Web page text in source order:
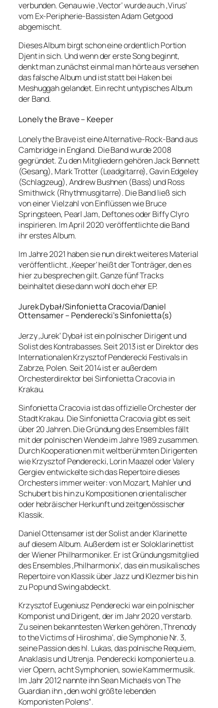
verbunden. Genau wie ‚Vector‘ wurde auch ‚Virus‘
vom Ex-Peripherie-Bassisten Adam Getgood
abgemischt.
Dieses Album birgt schon eine ordentlich Portion
Djent in sich. Und wenn der erste Song beginnt,
denkt man zunächst einmal man hörte aus versehen
das falsche Album und ist statt bei Haken bei
Meshuggah gelandet. Ein recht untypisches Album
der Band.
Lonely the Brave – Keeper
Lonely the Brave ist eine Alternative-Rock-Band aus
Cambridge in England. Die Band wurde 2008
gegründet. Zu den Mitgliedern gehören Jack Bennett
(Gesang), Mark Trotter (Leadgitarre), Gavin Edgeley
(Schlagzeug), Andrew Bushnen (Bass) und Ross
Smithwick (Rhythmusgitarre). Die Band ließ sich
von einer Vielzahl von Einflüssen wie Bruce
Springsteen, Pearl Jam, Deftones oder Biffy Clyro
inspirieren. Im April 2020 veröffentlichte die Band
ihr erstes Album.
Im Jahre 2021 haben sie nun direkt weiteres Material
veröffentlicht. ‚Keeper‘ heißt der Tonträger, den es
hier zu besprechen gilt. Ganze fünf Tracks
beinhaltet diese dann wohl doch eher EP.
Jurek Dybał/Sinfonietta Cracovia/Daniel
Ottensamer – Penderecki’s Sinfonietta(s)
Jerzy ‚Jurek‘ Dybał ist ein polnischer Dirigent und
Solist des Kontrabasses. Seit 2013 ist er Direktor des
Internationalen Krzysztof Penderecki Festivals in
Zabrze, Polen. Seit 2014 ist er außerdem
Orchesterdirektor bei Sinfonietta Cracovia in
Krakau.
Sinfonietta Cracovia ist das offizielle Orchester der
Stadt Krakau. Die Sinfonietta Cracovia gibt es seit
über 20 Jahren. Die Gründung des Ensembles fällt
mit der polnischen Wende im Jahre 1989 zusammen.
Durch Kooperationen mit weltberühmten Dirigenten
wie Krzysztof Penderecki, Lorin Maazel oder Valery
Gergiev entwickelte sich das Repertoire dieses
Orchesters immer weiter: von Mozart, Mahler und
Schubert bis hin zu Kompositionen orientalischer
oder hebräischer Herkunft und zeitgenössischer
Klassik.
Daniel Ottensamer ist der Solist an der Klarinette
auf diesem Album. Außerdem ist er Soloklarinettist
der Wiener Philharmoniker. Er ist Gründungsmitglied
des Ensembles ‚Philharmonix‘, das ein musikalisches
Repertoire von Klassik über Jazz und Klezmer bis hin
zu Pop und Swing abdeckt.
Krzysztof Eugeniusz Penderecki war ein polnischer
Komponist und Dirigent, der im Jahr 2020 verstarb.
Zu seinen bekanntesten Werken gehören ‚Threnody
to the Victims of Hiroshima‘, die Symphonie Nr. 3,
seine Passion des hl. Lukas, das polnische Requiem,
Anaklasis und Utrenja. Penderecki komponierte u.a.
vier Opern, acht Symphonien, sowie Kammermusik.
Im Jahr 2012 nannte ihn Sean Michaels von The
Guardian ihn „den wohl größte lebenden
Komponisten Polens“.